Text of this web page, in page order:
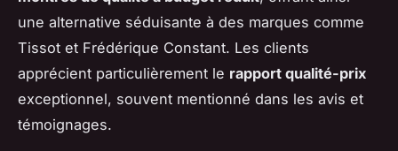
une alternative séduisante à des marques comme
Tissot et Frédérique Constant. Les clients
apprécient particulièrement le rapport qualité-prix
exceptionnel, souvent mentionné dans les avis et
témoignages.